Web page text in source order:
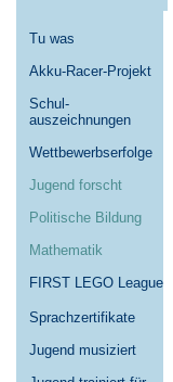
Tu was
Akku-Racer-Projekt
Schul-
auszeichnungen
Wettbewerbserfolge
Jugend forscht
Politische Bildung
Mathematik
FIRST LEGO League
Sprachzertifikate
Jugend musiziert